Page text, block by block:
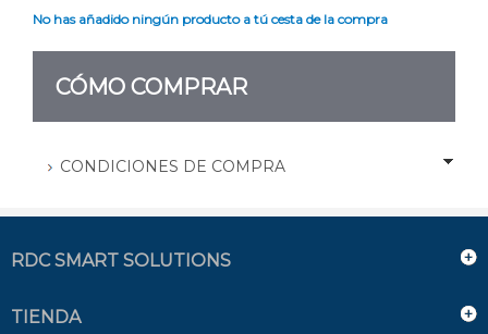
No has añadido ningún producto a tú cesta de la compra
CÓMO COMPRAR
CONDICIONES DE COMPRA
RDC SMART SOLUTIONS
TIENDA